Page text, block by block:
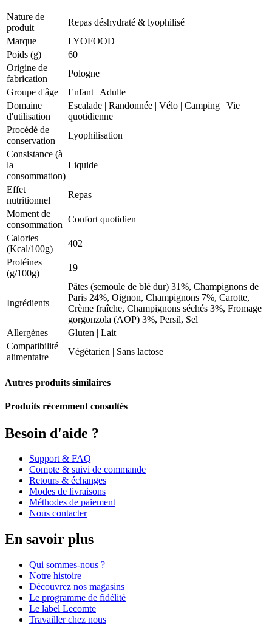
Nature de
produit
Repas déshydraté & lyophilisé
Marque
LYOFOOD
Poids (g)
60
Origine de
fabrication
Pologne
Groupe d'âge
Enfant | Adulte
Domaine
d'utilisation
Escalade | Randonnée | Vélo | Camping | Vie
quotidienne
Procédé de
conservation
Lyophilisation
Consistance (à
la
consommation)
Liquide
Effet
nutritionnel
Repas
Moment de
consommation
Confort quotidien
Calories
(Kcal/100g)
402
Protéines
(g/100g)
19
Ingrédients
Pâtes (semoule de blé dur) 31%, Champignons de
Paris 24%, Oignon, Champignons 7%, Carotte,
Crème fraîche, Champignons séchés 3%, Fromage
gorgonzola (AOP) 3%, Persil, Sel
Allergènes
Gluten | Lait
Compatibilité
alimentaire
Végétarien | Sans lactose
Autres produits similaires
Produits récemment consultés
Besoin d'aide ?
Support & FAQ
Compte & suivi de commande
Retours & échanges
Modes de livraisons
Méthodes de paiement
Nous contacter
En savoir plus
Qui sommes-nous ?
Notre histoire
Découvrez nos magasins
Le programme de fidélité
Le label Lecomte
Travailler chez nous